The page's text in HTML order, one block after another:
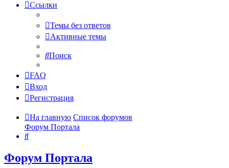
Ссылки
Темы без ответов
Активные темы
Поиск
FAQ
Вход
Регистрация
На главную Список форумов
Форум Портала
Поиск
Форум Портала